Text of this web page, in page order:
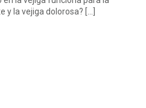
y la vejiga dolorosa?